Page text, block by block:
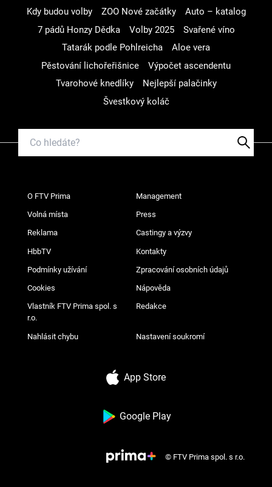
Kdy budou volby
ZOO Nové začátky
Auto – katalog
7 pádů Honzy Dědka
Volby 2025
Svařené víno
Tatarák podle Pohlreicha
Aloe vera
Pěstování lichořeřišnice
Výpočet ascendentu
Tvarohové knedlíky
Nejlepší palačinky
Švestkový koláč
O FTV Prima Management
Volná místa Press
Reklama Castingy a výzvy
HbbTV Kontakty
Podmínky užívání Zpracování osobních údajů
Cookies Nápověda
Vlastník FTV Prima spol. s
r.o.
Redakce
Nahlásit chybu Nastavení soukromí
App Store
Google Play
© FTV Prima spol. s r.o.